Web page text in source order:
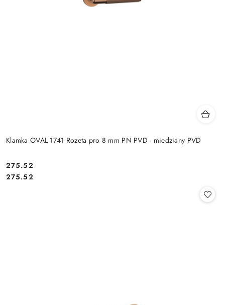
Klamka OVAL 1741 Rozeta pro 8 mm PN PVD - miedziany PVD
Cena:
275.52
Cena:
275.52